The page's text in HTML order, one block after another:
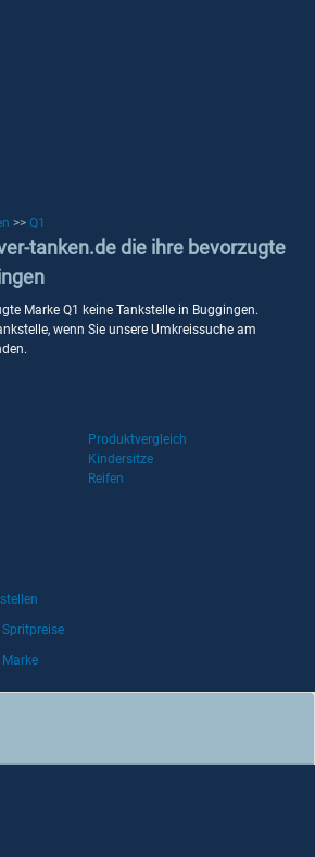
>> Q1
tanken.de die ihre bevorzugte
Marke Q1 keine Tankstelle in Buggingen.
wenn Sie unsere Umkreissuche am
Produktvergleich
Kindersitze
Reifen